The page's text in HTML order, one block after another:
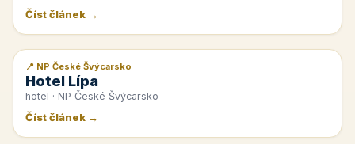
Číst článek →
📰 PR článek
📍 NP České Švýcarsko
Hotel Lípa
hotel · NP České Švýcarsko
Číst článek →